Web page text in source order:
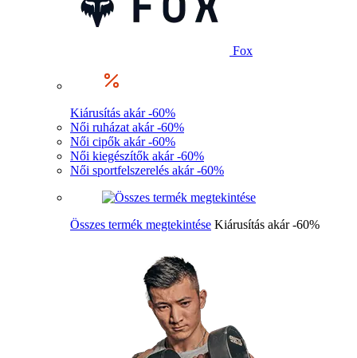
Fox
Kiárusítás akár -60%
Női ruházat akár -60%
Női cipők akár -60%
Női kiegészítők akár -60%
Női sportfelszerelés akár -60%
Összes termék megtekintése Kiárusítás akár -60%